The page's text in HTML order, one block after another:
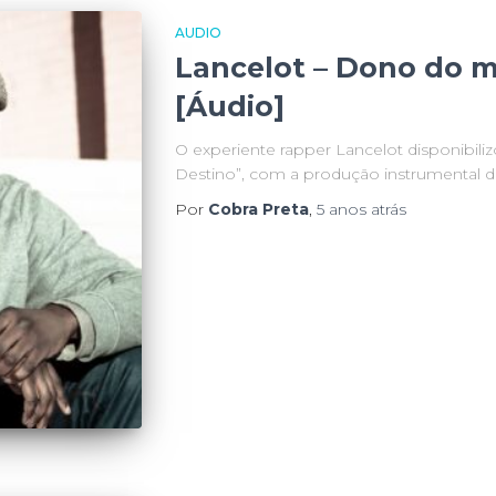
AUDIO
Lancelot – Dono do
[Áudio]
O experiente rapper Lancelot
Destino”, com a produção instrumental
Por Cobra Preta, 5 anosatrás